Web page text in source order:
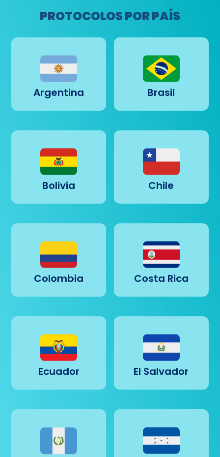
PROTOCOLOS POR PAÍS
Argentina Brasil
Bolivia Chile
Colombia Costa Rica
Ecuador El Salvador